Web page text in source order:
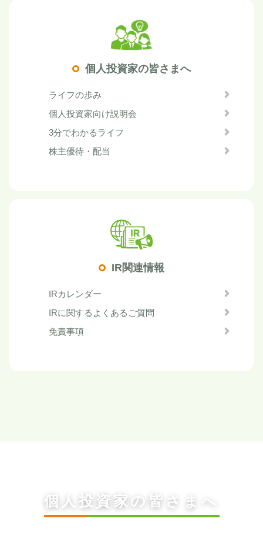
個人投資家の皆さまへ
ライフの歩み
個人投資家向け説明会
3分でわかるライフ
株主優待・配当
IR関連情報
IRカレンダー
IRに関するよくあるご質問
免責事項
個人投資家の皆さまへ